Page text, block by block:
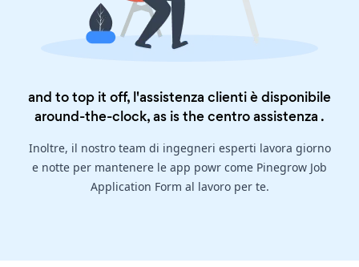
and to top it off, l'assistenza clienti è disponibile
around-the-clock, as is thecentro assistenza .
Inoltre, il nostro team di ingegneri esperti lavora giorno
e notte per mantenere le app powr come Pinegrow Job
Application Form al lavoro per te.